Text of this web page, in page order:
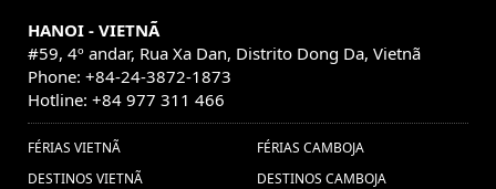
Hanoi Otoño (1) ,estafas de viajes
Camboya (1) ,Vacaciones a Vietnam
(1) ,viajes camboya myanmar (1) ,
Guia de Vietnam (1) ,
Viajes en familia a
HANOI - VIETNÃ
#59, 4º andar, Rua Xa Dan, Distrito Dong Da, Vietnã
Phone: +84-24-3872-1873
Hotline: +84 977 311 466
FÉRIAS VIETNÃ
DESTINOS VIETNÃ
FÉRIAS CAMBOJA
DESTINOS CAMBOJA